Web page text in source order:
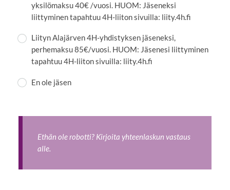
yksilömaksu 40€ /vuosi. HUOM: Jäseneksi
liittyminen tapahtuu 4H-liiton sivuilla: liity.4h.fi
Liityn Alajärven 4H-yhdistyksen jäseneksi,
perhemaksu 85€/vuosi. HUOM: Jäsenesi liittyminen
tapahtuu 4H-liiton sivuilla: liity.4h.fi
En ole jäsen
Ethän ole robotti? Kirjoita yhteenlaskun vastaus
alle.